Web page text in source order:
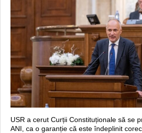
USR a cerut Curții Constituționale să se
ANI, ca o garanție că este îndeplinit